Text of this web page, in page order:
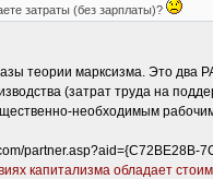
затраты (без зарплаты)?
теории марксизма. Это два
(затрат труда на
необходимым
капитализма обладает